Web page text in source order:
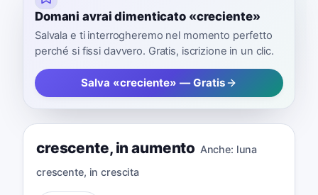
Domani avrai dimenticato «creciente»
Salvala e ti interrogheremo nel momento perfetto
perché si fissi davvero. Gratis, iscrizione in un clic.
Salva «creciente» — Gratis
crescente, in aumento Anche: luna
crescente, in crescita